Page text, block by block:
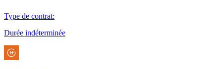
Type de contrat:
Durée indéterminée